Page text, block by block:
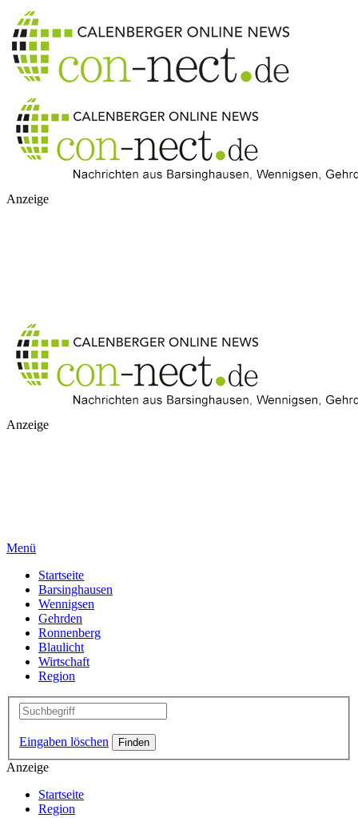
Anzeige
Anzeige
Menü
Startseite
Barsinghausen
Wennigsen
Gehrden
Ronnenberg
Blaulicht
Wirtschaft
Region
Eingaben löschen
Anzeige
Startseite
Region